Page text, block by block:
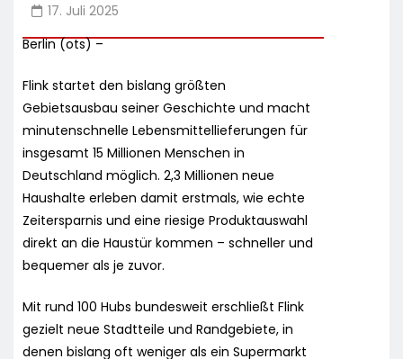
17. Juli 2025
Berlin (ots) –
Flink startet den bislang größten
Gebietsausbau seiner Geschichte und macht
minutenschnelle Lebensmittellieferungen für
insgesamt 15 Millionen Menschen in
Deutschland möglich. 2,3 Millionen neue
Haushalte erleben damit erstmals, wie echte
Zeitersparnis und eine riesige Produktauswahl
direkt an die Haustür kommen – schneller und
bequemer als je zuvor.
Mit rund 100 Hubs bundesweit erschließt Flink
gezielt neue Stadtteile und Randgebiete, in
denen bislang oft weniger als ein Supermarkt